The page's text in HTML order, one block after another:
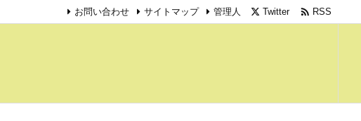
お問い合わせ サイトマップ 管理人 Twitter  RSS